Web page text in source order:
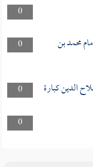
0
0
محمد بن
0
الدين كبارة
0